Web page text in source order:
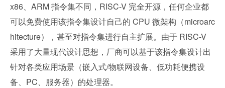
x86、ARM 指令集不同，RISC-V 完全开源，任何企业都
可以免费使用该指令集设计自己的 CPU 微架构（microarc
hitecture），甚至对指令集进行自主扩展。由于 RISC-V
采用了大量现代设计思想，厂商可以基于该指令集设计出
针对各类应用场景（嵌入式/物联网设备、低功耗便携设
备、PC、服务器）的处理器。